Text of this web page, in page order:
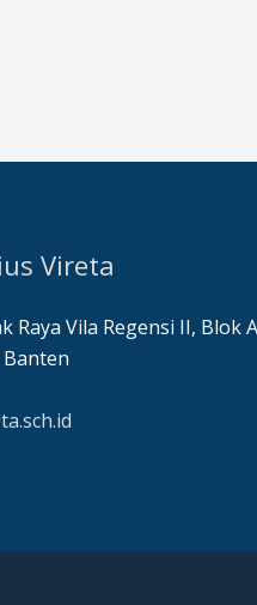
Vireta
Raya Vila Regensi II, Blok